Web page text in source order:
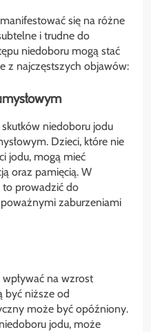
się na różne
i trudne do
niedoboru mogą stać
z najczęstszych objawów:
niedoboru jodu
Dzieci, które nie
jodu, mogą mieć
oraz pamięcią. W
to prowadzić do
zaburzeniami
na wzrost
być niższe od
może być opóźniony.
jodu, może